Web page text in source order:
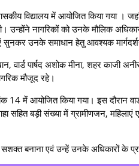
विद्यालय में आयोजित किया गया ।
उन्होंने नागरिकों को उनके मौलिक
सुनकर उनके समाधान हेतु आवश्यक
वार्ड पार्षद अशोक मीना, शहर काजी
मौजूद रहे।
14 में आयोजित किया गया। इस दौरान
सहित बड़ी संख्या में ग्रामीणजन, महिलाएं
बनाना एवं उन्हें उनके अधिकारों के